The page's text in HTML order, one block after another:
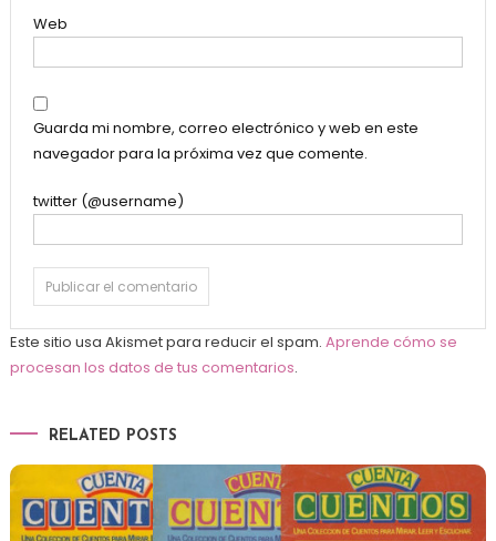
Web
Guarda mi nombre, correo electrónico y web en este
navegador para la próxima vez que comente.
twitter (@username)
Este sitio usa Akismet para reducir el spam. Aprende cómo se
procesan los datos de tus comentarios.
RELATED POSTS